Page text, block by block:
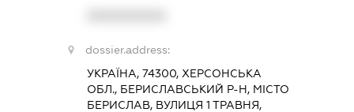
dossier.address:
УКРАЇНА, 74300, ХЕРСОНСЬКА
ОБЛ., БЕРИСЛАВСЬКИЙ Р-Н, МІСТО
БЕРИСЛАВ, ВУЛИЦЯ 1 ТРАВНЯ,